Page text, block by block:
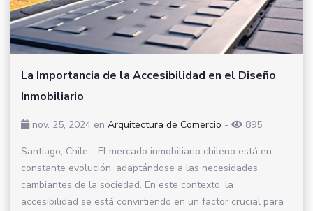
La Importancia de la Accesibilidad en el Diseño
Inmobiliario
nov. 25, 2024 en Arquitectura de Comercio -
895
Santiago, Chile - El mercado inmobiliario chileno está en
constante evolución, adaptándose a las necesidades
cambiantes de la sociedad. En este contexto, la
accesibilidad se está convirtiendo en un factor crucial para